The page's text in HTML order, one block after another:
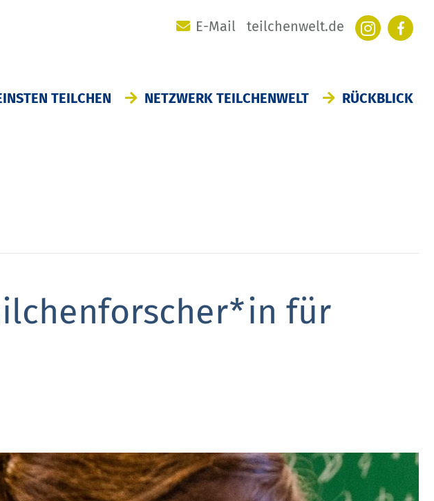
E-Mail teilchenwelt.de
TEILCHEN NETZWERK TEILCHENWELT RÜCKBLICK
für